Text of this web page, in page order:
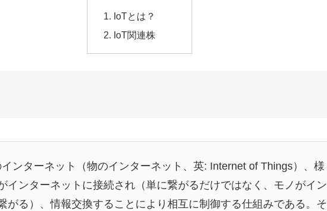
IoTとは？
IoT関連株
ンターネット（物のインターネット、英: Internet of Things）、様
インターネットに接続され（単に繋がるだけではなく、モノがイ
がる）、情報交換することにより相互に制御する仕組みである。